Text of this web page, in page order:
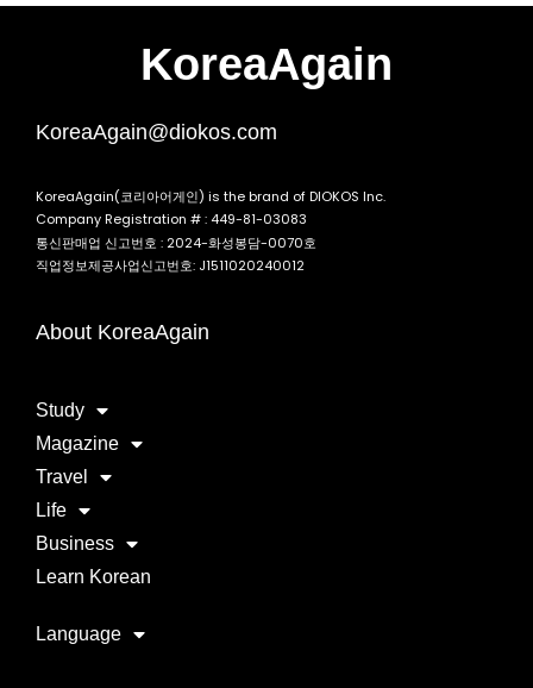
KoreaAgain
KoreaAgain@diokos.com
KoreaAgain(코리아어게인) is the brand of DIOKOS Inc.
Company Registration # : 449-81-03083
통신판매업 신고번호 : 2024-화성봉담-0070호
직업정보제공사업신고번호: J1511020240012
About KoreaAgain
Study
Magazine
Travel
Life
Business
Learn Korean
Language